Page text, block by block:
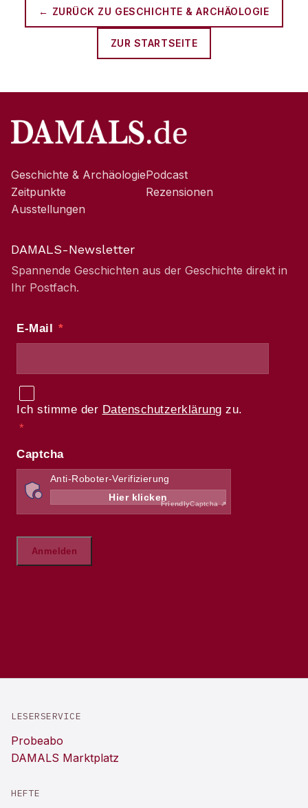
← ZURÜCK ZU GESCHICHTE & ARCHÄOLOGIE
ZUR STARTSEITE
Geschichte & Archäologie
Zeitpunkte
Ausstellungen
Podcast
Rezensionen
DAMALS-Newsletter
Spannende Geschichten aus der Geschichte direkt in
Ihr Postfach.
LESERSERVICE
Probeabo
DAMALS Marktplatz
HEFTE